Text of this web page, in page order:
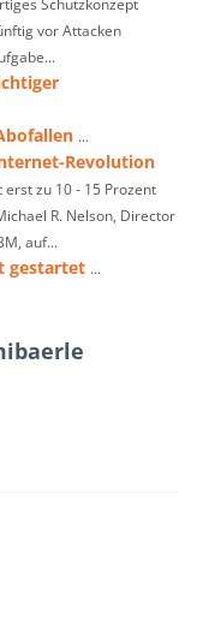
vor Attacken
...
Revolution
zu 10 - 15 Prozent
R. Nelson, Director
auf...
gestartet ...